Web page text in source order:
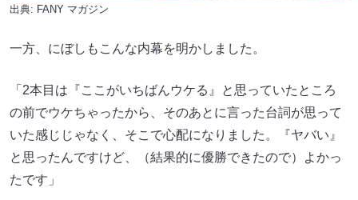
出典: FANY マガジン
一方、にぼしもこんな内幕を明かしました。
「2本目は『ここがいちばんウケる』と思っていたところ
の前でウケちゃったから、そのあとに言った台詞が思って
いた感じじゃなく、そこで心配になりました。『ヤバい』
と思ったんですけど、（結果的に優勝できたので）よかっ
たです」